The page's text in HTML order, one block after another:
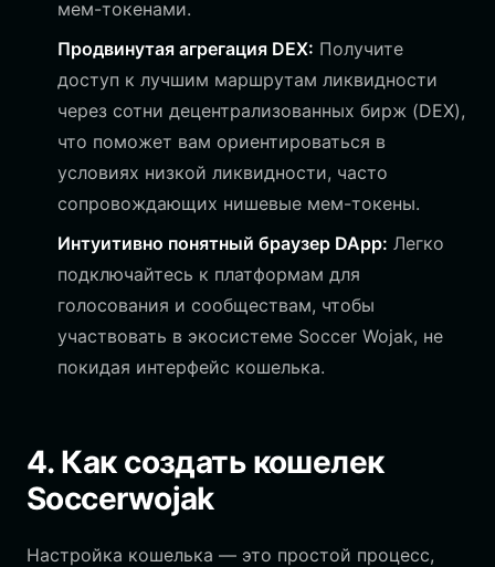
мем-токенами.
Продвинутая агрегация DEX: Получите
доступ к лучшим маршрутам ликвидности
через сотни децентрализованных бирж (DEX),
что поможет вам ориентироваться в
условиях низкой ликвидности, часто
сопровождающих нишевые мем-токены.
Интуитивно понятный браузер DApp: Легко
подключайтесь к платформам для
голосования и сообществам, чтобы
участвовать в экосистеме Soccer Wojak, не
покидая интерфейс кошелька.
4. Как создать кошелек
Soccerwojak
Настройка кошелька — это простой процесс,